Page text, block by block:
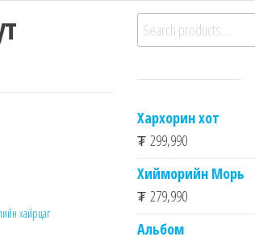
хайрцаг
Search for:
Хархорин хот
₮ 299,990
Хийморийн Морь
₮ 279,990
Альбом